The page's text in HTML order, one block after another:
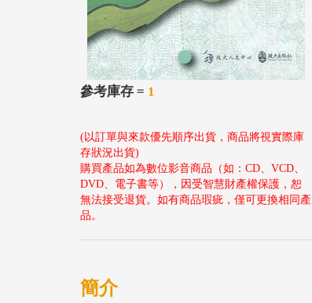
參考庫存 = 1
(以訂單與來款優先順序出貨，商品將視實際庫
存狀況出貨)
購買產品如為數位影音商品（如：CD、VCD、
DVD、電子書等），因受智慧財產權保護，恕
無法接受退貨。如有商品瑕疵，僅可更換相同產
品。
簡介